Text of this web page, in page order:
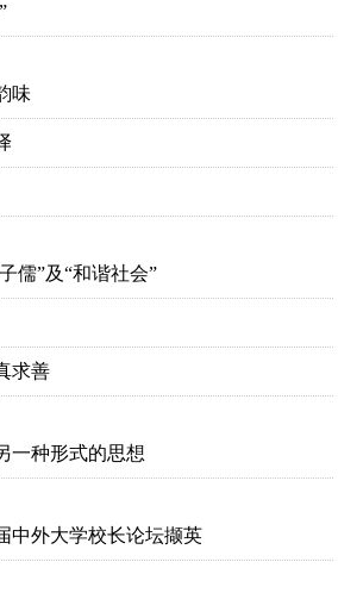
味
儒”及“和谐社会”
求善
一种形式的思想
外大学校长论坛撷英